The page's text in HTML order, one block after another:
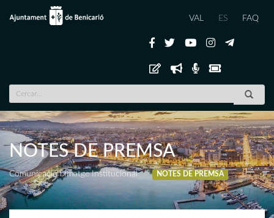
VAL ES FAQ
NOTES DE PREMSA
Comunicació i Imatge Institucional NOTES DE PREMSA